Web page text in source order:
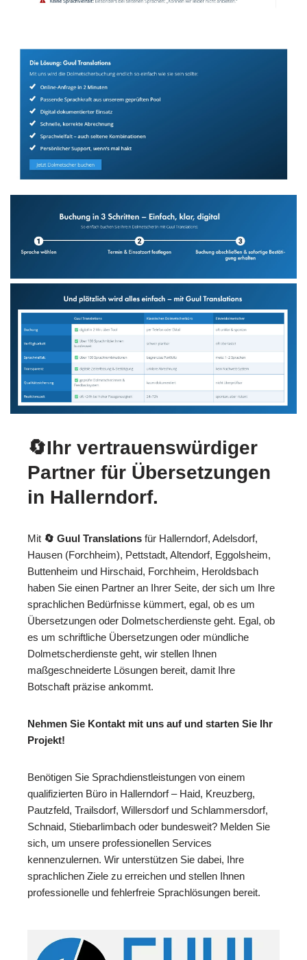
🔄Ihr vertrauenswürdiger
Partner für Übersetzungen
in Hallerndorf.
Mit 🔄 Guul Translations für Hallerndorf, Adelsdorf,
Hausen (Forchheim), Pettstadt, Altendorf, Eggolsheim,
Buttenheim und Hirschaid, Forchheim, Heroldsbach
haben Sie einen Partner an Ihrer Seite, der sich um Ihre
sprachlichen Bedürfnisse kümmert, egal, ob es um
Übersetzungen oder Dolmetscherdienste geht. Egal, ob
es um schriftliche Übersetzungen oder mündliche
Dolmetscherdienste geht, wir stellen Ihnen
maßgeschneiderte Lösungen bereit, damit Ihre
Botschaft präzise ankommt.
Nehmen Sie Kontakt mit uns auf und starten Sie Ihr
Projekt!
Benötigen Sie Sprachdienstleistungen von einem
qualifizierten Büro in Hallerndorf – Haid, Kreuzberg,
Pautzfeld, Trailsdorf, Willersdorf und Schlammersdorf,
Schnaid, Stiebarlimbach oder bundesweit? Melden Sie
sich, um unsere professionellen Services
kennenzulernen. Wir unterstützen Sie dabei, Ihre
sprachlichen Ziele zu erreichen und stellen Ihnen
professionelle und fehlerfreie Sprachlösungen bereit.